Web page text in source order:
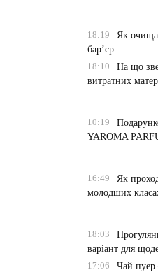
18:19
Як
бар’єр
18:10
На що
витратних
10:19
YAROMA
16:49
Як
молодших
18:03
варіант для
17:06
Чай пуер